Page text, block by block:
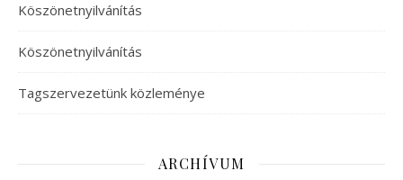
Köszönetnyilvánítás
Köszönetnyilvánítás
Tagszervezetünk közleménye
ARCHÍVUM